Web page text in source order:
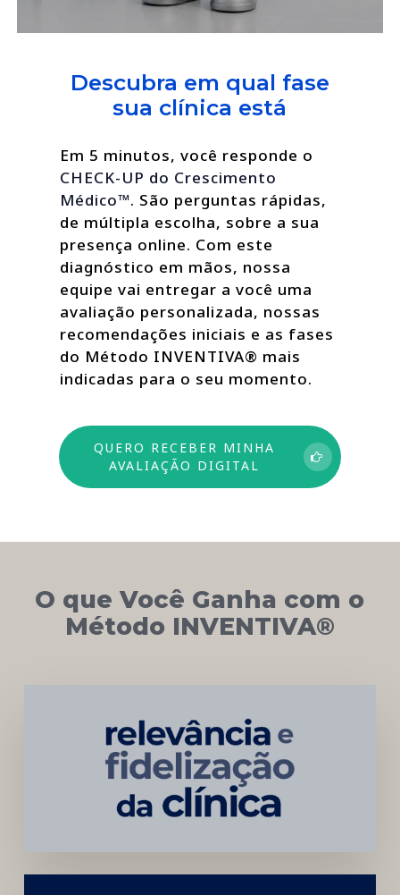
Descubra em qual fase
sua clínica está
Em 5 minutos, você responde o
CHECK-UP do Crescimento
Médico™. São perguntas rápidas,
de múltipla escolha, sobre a sua
presença online. Com este
diagnóstico em mãos, nossa
equipe vai entregar a você uma
avaliação personalizada, nossas
recomendações iniciais e as fases
do Método INVENTIVA® mais
indicadas para o seu momento.
QUERO RECEBER MINHA
AVALIAÇÃO DIGITAL
O que Você Ganha com o
Método INVENTIVA®
Networking
e
Autoridade
Institucional